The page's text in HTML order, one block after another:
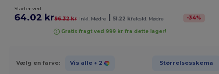
Starter ved
64.02 kr96.32 kr inkl. Mødre | 51.22 krekskl. Mødre -34%
Gratis fragt ved 999 kr fra dette lager!
Vælg en farve: Vis alle + 2 Størrelsesskema